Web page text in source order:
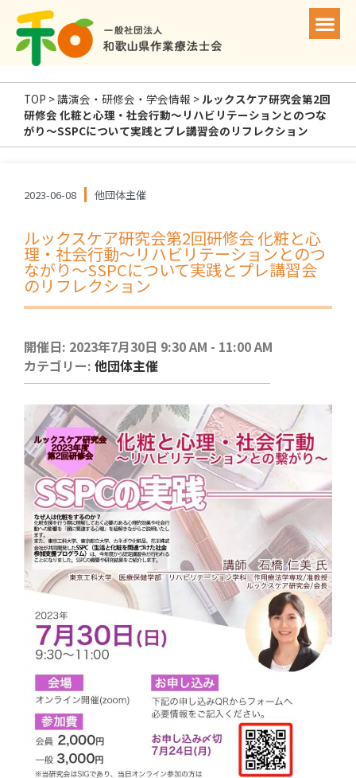
TOP >講演会・研修会・学会情報 >ルックスケア研究会第2回
研修会 化粧と心理・社会行動〜リハビリテーションとのつな
がり〜SSPCについて実践とプレ講習会のリフレクション
2023-06-08 他団体主催
ルックスケア研究会第2回研修会 化粧と心
理・社会行動〜リハビリテーションとのつ
ながり〜SSPCについて実践とプレ講習会
のリフレクション
開催日: 2023年7月30日 9:30 AM - 11:00 AM
カテゴリー: 他団体主催